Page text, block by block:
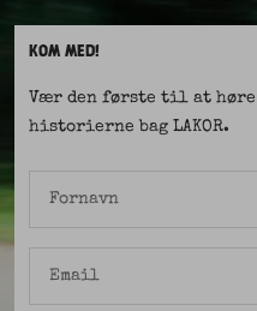
KOM MED!
Vær den første til at høre
historierne bag LAKOR.
Fornavn
Email